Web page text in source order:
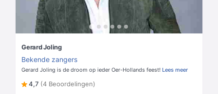
Gerard Joling
Bekende zangers
Gerard Joling is de droom op ieder Oer-Hollands feest! Lees meer
4,7 (4 Beoordelingen)